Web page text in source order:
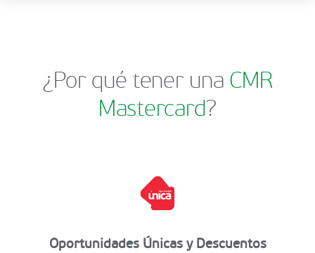
¿Por qué tener una CMR
Mastercard?
Oportunidades Únicas y Descuentos